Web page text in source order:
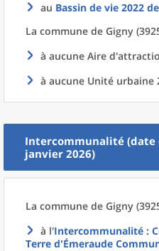
au Bassin de vie 2022 de
La commune de Gigny
à aucune Aire
à aucune Unité urbaine
Intercommunalité (date
janvier 2026)
La commune de Gigny
à l'Intercommunalité :
Terre d'Émeraude